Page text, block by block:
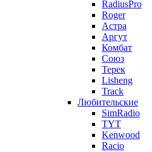
RadiusPro
Roger
Астра
Аргут
Комбат
Союз
Терек
Lisheng
Track
Любительские
SimRadio
TYT
Kenwood
Racio